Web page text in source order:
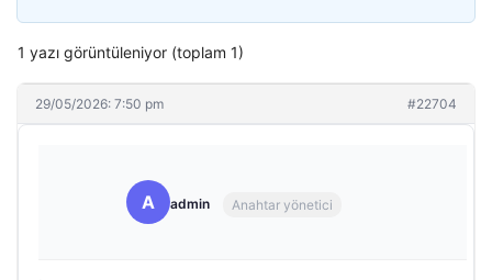
1 yazı görüntüleniyor (toplam 1)
29/05/2026: 7:50 pm #22704
A admin Anahtar yönetici